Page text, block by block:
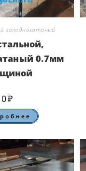
холоднокатаный
0.7мм
0₽